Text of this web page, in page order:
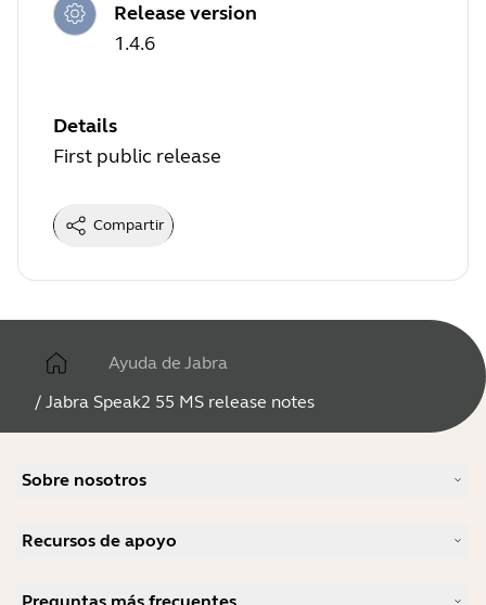
Release version
1.4.6
Details
First public release
Compartir
Ayuda de Jabra
/ Jabra Speak2 55 MS release notes
Sobre nosotros
Carreras profesionales
Noticias y notas de prensa
Recursos de apoyo